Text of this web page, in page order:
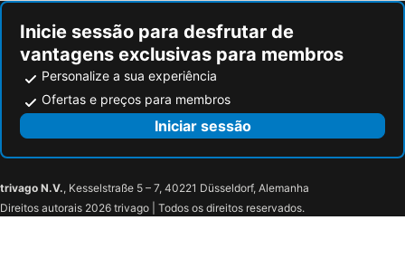
Inicie sessão para desfrutar de
vantagens exclusivas para membros
Personalize a sua experiência
Ofertas e preços para membros
Iniciar sessão
trivago N.V., Kesselstraße 5 – 7, 40221 Düsseldorf, Alemanha
Direitos autorais 2026 trivago | Todos os direitos reservados.